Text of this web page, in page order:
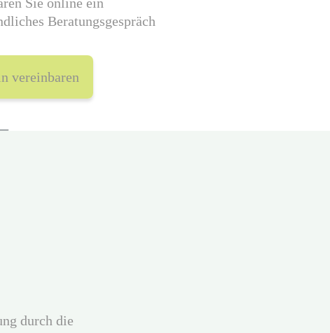
Beratungsgespräch
vereinbaren
durch die